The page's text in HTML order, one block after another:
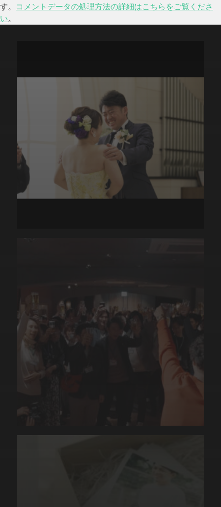
す。
コメントデータの処理方法の詳細はこちらをご覧くださ
い。